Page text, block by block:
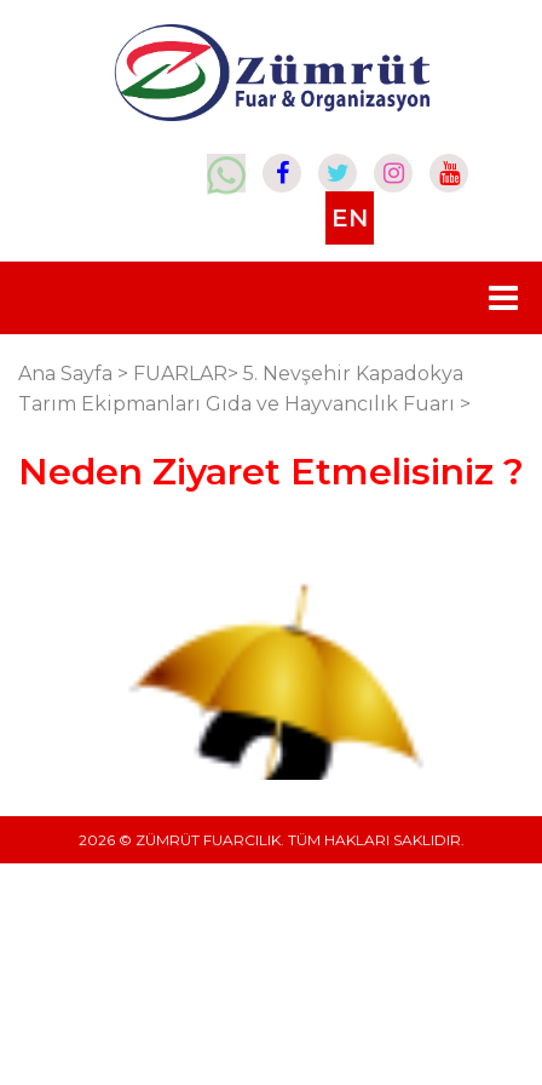
EN
Ana Sayfa > FUARLAR> 5. Nevşehir Kapadokya
Tarım Ekipmanları Gıda ve Hayvancılık Fuarı >
Neden Ziyaret Etmelisiniz ?
2026 © ZÜMRÜT FUARCILIK. TÜM HAKLARI SAKLIDIR.